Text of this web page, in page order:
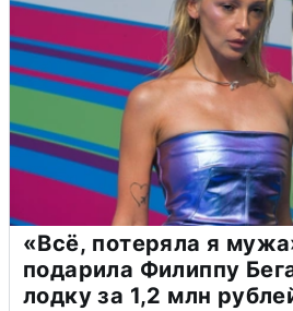
«Всё, потеряла я
подарила Филиппу
лодку за 1,2 млн